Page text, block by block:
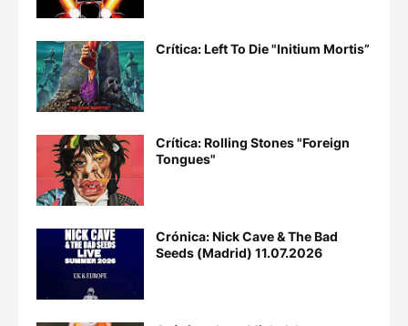
Crítica: Left To Die "Initium Mortis”
Crítica: Rolling Stones "Foreign
Tongues"
Crónica: Nick Cave & The Bad
Seeds (Madrid) 11.07.2026